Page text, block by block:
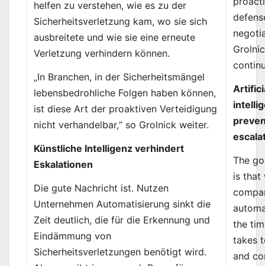
helfen zu verstehen, wie es zu der
Sicherheitsverletzung kam, wo sie sich
ausbreitete und wie sie eine erneute
Verletzung verhindern können.
„In Branchen, in der Sicherheitsmängel
lebensbedrohliche Folgen haben können,
ist diese Art der proaktiven Verteidigung
nicht verhandelbar,“ so Grolnick weiter.
Künstliche Intelligenz verhindert
Eskalationen
Die gute Nachricht ist. Nutzen
Unternehmen Automatisierung sinkt die
Zeit deutlich, die für die Erkennung und
Eindämmung von
Sicherheitsverletzungen benötigt wird.
The
is that
the
takes
and